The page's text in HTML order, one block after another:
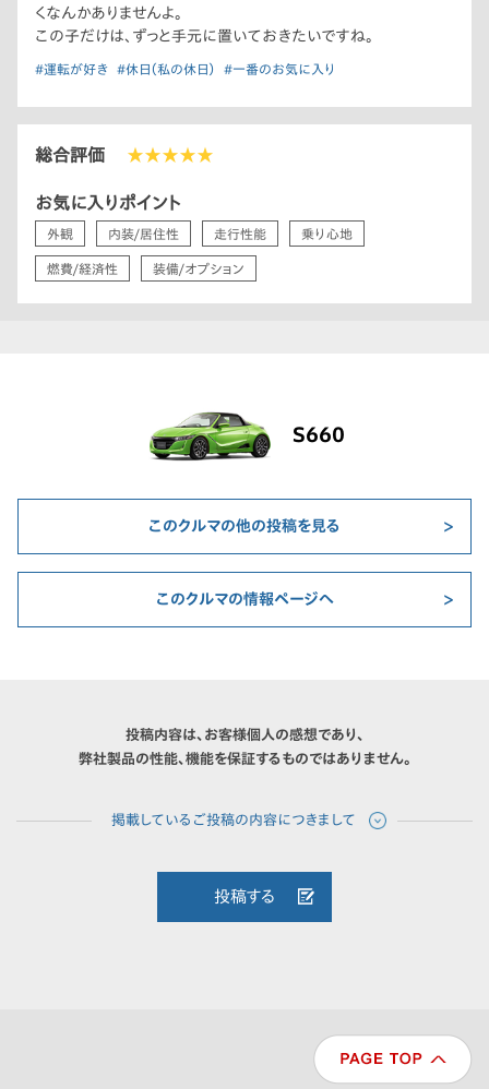
くなんかありませんよ。
この子だけは、ずっと手元に置いておきたいですね。
#運転が好き #休日（私の休日） #一番のお気に入り
総合評価 ★★★★★
お気に入りポイント
外観 内装/居住性 走行性能 乗り心地
燃費/経済性 装備/オプション
S660
このクルマの他の投稿を見る
このクルマの情報ページへ
投稿内容は、お客様個人の感想であり、
弊社製品の性能、機能を保証するものではありません。
投稿する